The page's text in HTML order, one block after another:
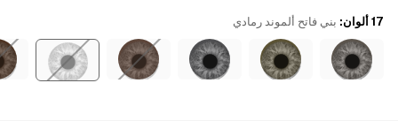
17 ألوان : بني فاتح ألموند رمادي